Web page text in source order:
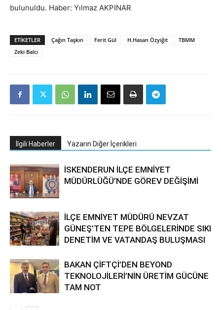
bulunuldu. Haber: Yılmaz AKPINAR
ETIKETLER Çağın Taşkın Ferit Gül H.Hasan Özyiğit
TBMM
Zeki Balcı
İlgili Haberler Yazarın Diğer İçerikleri
İSKENDERUN İLÇE EMNİYET
MÜDÜRLÜĞÜ’NDE GÖREV DEĞİŞİMİ
İLÇE EMNİYET MÜDÜRÜ NEVZAT
GÜNEŞ’TEN TEPE BÖLGELERİNDE SIKI
DENETİM VE VATANDAŞ BULUŞMASI
BAKAN ÇİFTÇİ’DEN BEYOND
TEKNOLOJİLERİ’NİN ÜRETİM GÜCÜNE
TAM NOT